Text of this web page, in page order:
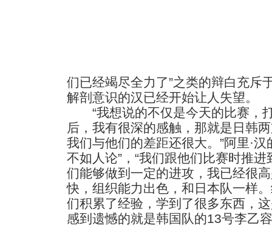
们已经竭尽全力了”之类的辩白充斥
解剖意识的汉已经开始让人失望。
“我想说的不仅是今天的比赛，
后，我有很深的感触，那就是日韩
我们与他们的差距还很大。”阿里·
不如人论”，“我们跟他们比赛时推
们能够做到一定的进攻，我已经很
快，组织能力出色，和日本队一样
们积累了经验，学到了很多东西，
感到遗憾的就是韩国队的13号李乙